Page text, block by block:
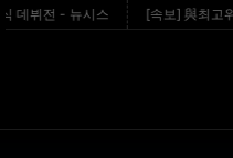
뷔전 - 뉴시스 [속보] 與최고위